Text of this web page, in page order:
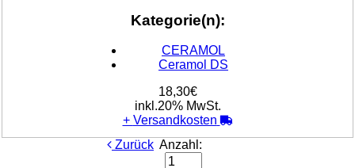
Kategorie(n):
CERAMOL
Ceramol DS
18,30€
inkl.20% MwSt.
+ Versandkosten
Zurück Anzahl: